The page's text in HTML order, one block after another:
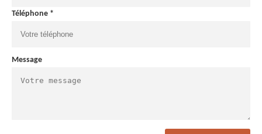
Téléphone *
Message